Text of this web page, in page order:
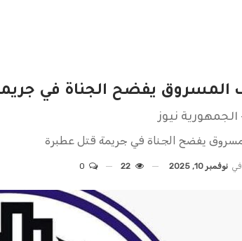
المسروق يفضح الجناة في
نيوز
يفضح الجناة في جريمة قتل عطبرة
في نوفمبر 10, 2025 22